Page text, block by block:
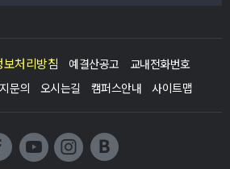
처리방침 예결산공고
교내전화번호
문의 오시는길 캠퍼스안내 사이트맵